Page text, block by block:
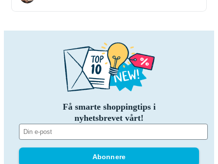
Få smarte shoppingtips i
nyhetsbrevet vårt!
Abonnere